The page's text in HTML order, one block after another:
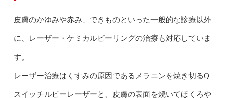
皮膚のかゆみや赤み、できものといった一般的な診療以外
に、レーザー・ケミカルピーリングの治療も対応していま
す。
レーザー治療はくすみの原因であるメラニンを焼き切るQ
スイッチルビーレーザーと、皮膚の表面を焼いてほくろや